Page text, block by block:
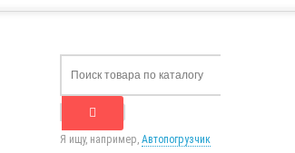
Я ищу, например,Автопогрузчик